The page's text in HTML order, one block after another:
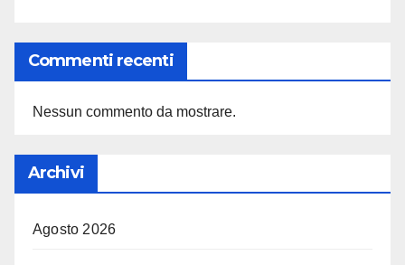
Commenti recenti
Nessun commento da mostrare.
Archivi
Agosto 2026